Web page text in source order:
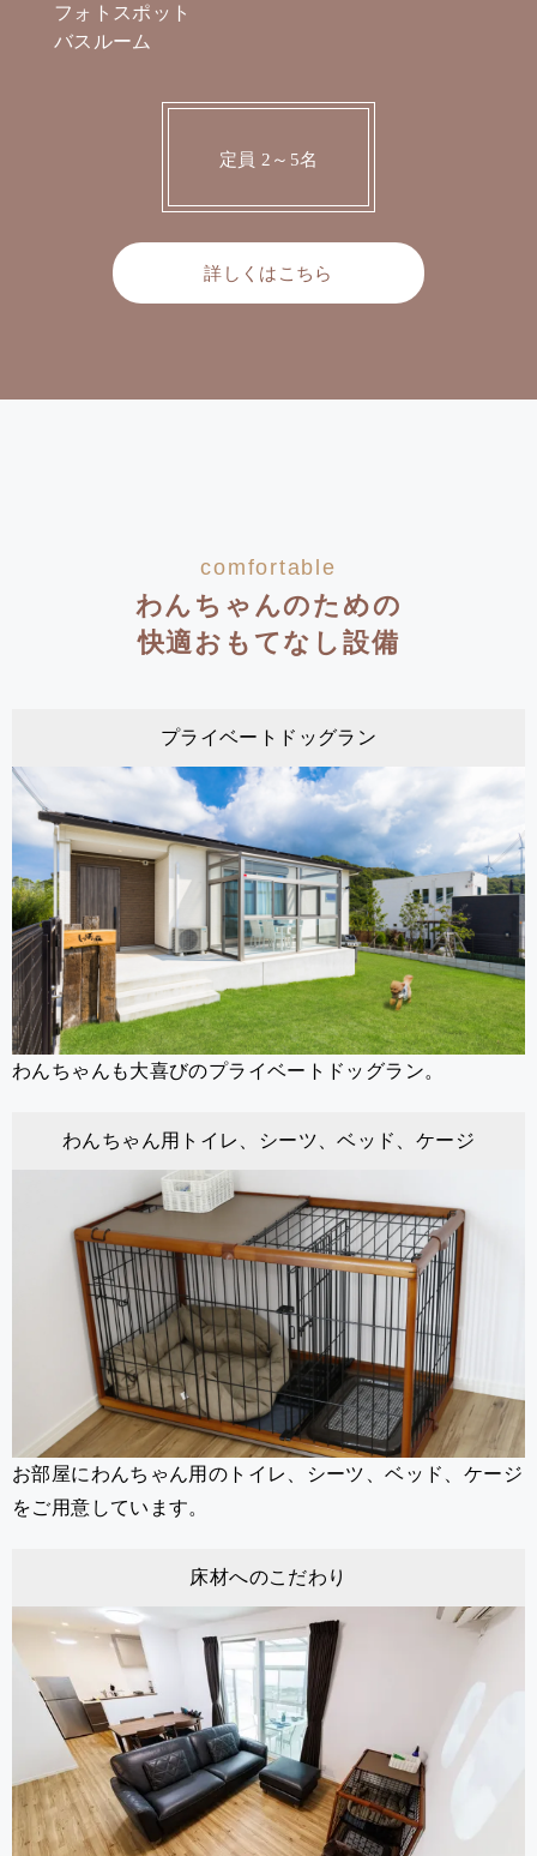
フォトスポット
バスルーム
定員 2～5名
詳しくはこちら
comfortable
わんちゃんのための
快適おもてなし設備
プライベートドッグラン
わんちゃんも大喜びのプライベートドッグラン。
わんちゃん用トイレ、シーツ、ベッド、ケージ
お部屋にわんちゃん用のトイレ、シーツ、ベッド、ケージ
をご用意しています。
床材へのこだわり